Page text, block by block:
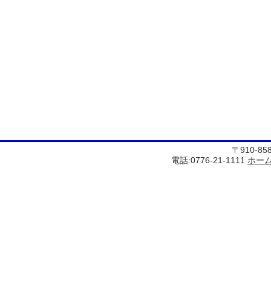
〒910-
電話:0776-21-1111 ホー